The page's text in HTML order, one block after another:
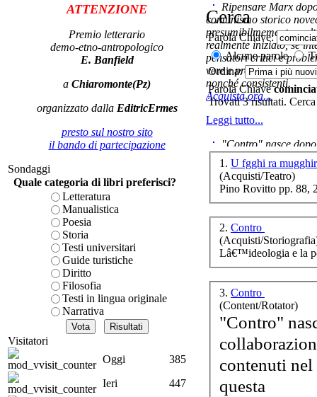
ATTENZIONE
Premio letterario
demo-etno-antropologico
E. Banfield
a Chiaromonte(Pz)
organizzato dalla EditricErmes
presto sul nostro sito
il bando di partecipazione
Sondaggi
Quale categoria di libri preferisci?
Letteratura
Manualistica
Poesia
Storia
Testi universitari
Guide turistiche
Diritto
Filosofia
Testi in lingua originale
Narrativa
Visitatori
Oggi
385
Ieri
447
Ripensare Marx
comunismo storico
presumibilmemente
realmente iniziato, se
pensatori critici e
vere e proprie correnti
nonché consistenti.
Acquista ora...
Leggi tutto...
"Contro" nasce
cominciato con la
ripensaremarx. i saggi
questa collaborazione
è teorica, sempre però
presente fase.
Acquista ora...
A feed could not be
http://www.lastampa.it/
Cerca
Parola Chiave:
Alcune parole
Ordina:
Parola Chiave
Trovati 3 risultati.
1. U fgghi ra
(Acquisti/Teatro)
Pino Rovitto pp. 88,
2. Contro
(Acquisti/
Lâ€™ideologia e la
3. Contro
(Content/Rotator)
"Contro"
contenuti
questa